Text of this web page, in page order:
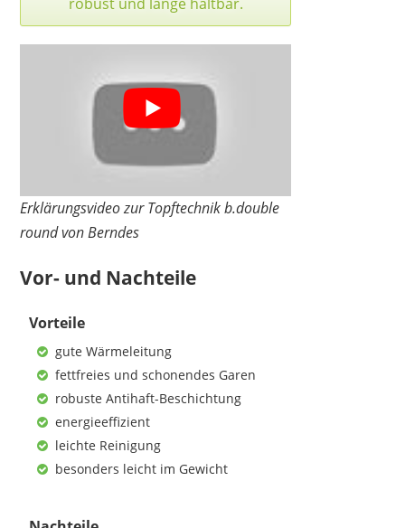
GSW
67,99 €*
64,51 €
Erklärungsvideo zur Topftechnik b.double
round von Berndes
Vor- und Nachteile
Vorteile
gute Wärmeleitung
fettfreies und schonendes Garen
robuste Antihaft-Beschichtung
energieeffizient
leichte Reinigung
besonders leicht im Gewicht